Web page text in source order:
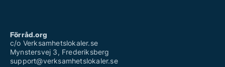
Förråd.org
c/o Verksamhetslokaler.se
Mynstersvej 3, Frederiksberg
support@verksamhetslokaler.se